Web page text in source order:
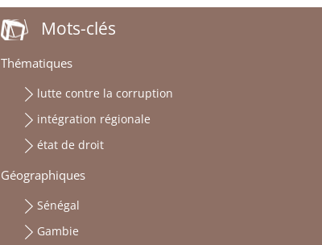
Mots-clés
Thématiques
lutte contre la corruption
intégration régionale
état de droit
Géographiques
Sénégal
Gambie